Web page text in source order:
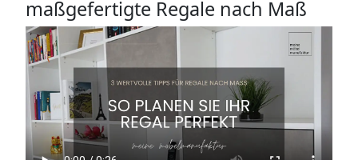
maßgefertigte Regale nach Maß